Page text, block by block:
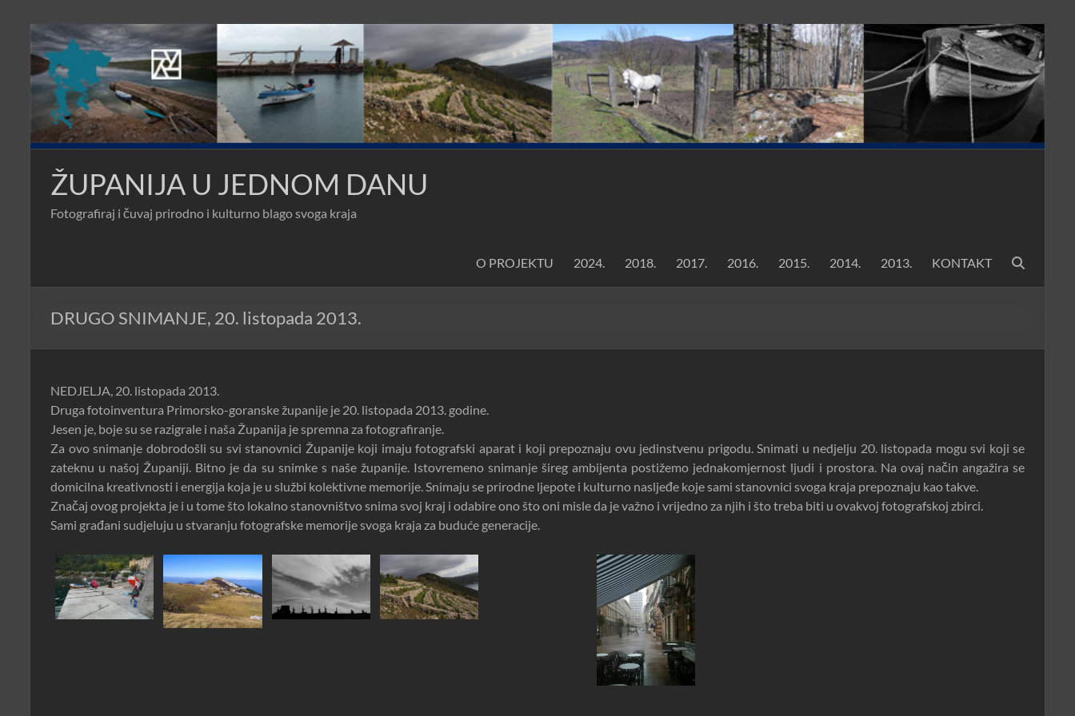
Skip
to
content
ŽUPANIJA U JEDNOM DANU
Fotografiraj i čuvaj prirodno i kulturno blago svoga kraja
O PROJEKTU 2024. 2018. 2017. 2016. 2015. 2014. 2013. KONTAKT
DRUGO SNIMANJE, 20. listopada 2013.
NEDJELJA, 20. listopada 2013.
Druga fotoinventura Primorsko-goranske županije je 20. listopada 2013. godine.
Jesen je, boje su se razigrale i naša Županija je spremna za fotografiranje.
Za ovo snimanje dobrodošli su svi stanovnici Županije koji imaju fotografski aparat i koji prepoznaju ovu jedinstvenu prigodu. Snimati u nedjelju 20. listopada mogu svi koji se
zateknu u našoj Županiji. Bitno je da su snimke s naše županije. Istovremeno snimanje šireg ambijenta postižemo jednakomjernost ljudi i prostora. Na ovaj način angažira se
domicilna kreativnosti i energija koja je u službi kolektivne memorije. Snimaju se prirodne ljepote i kulturno nasljeđe koje sami stanovnici svoga kraja prepoznaju kao takve.
Značaj ovog projekta je i u tome što lokalno stanovništvo snima svoj kraj i odabire ono što oni misle da je važno i vrijedno za njih i što treba biti u ovakvoj fotografskoj zbirci.
Sami građani sudjeluju u stvaranju fotografske memorije svoga kraja za buduće generacije.